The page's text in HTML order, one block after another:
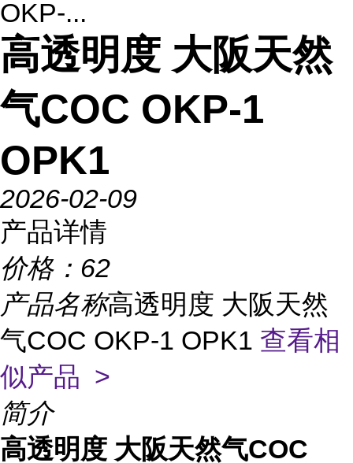
OKP-...
高透明度 大阪天然
气COC OKP-1
OPK1
2026-02-09
产品详情
价格： 62
产品名称高透明度 大阪天然
气COC OKP-1 OPK1 查看相
似产品 >
简介
高透明度 大阪天然气COC